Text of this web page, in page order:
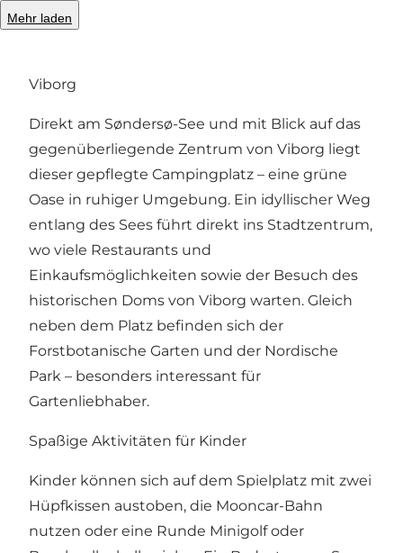
Mehr laden
Viborg
Direkt am Søndersø-See und mit Blick auf das
gegenüberliegende Zentrum von Viborg liegt
dieser gepflegte Campingplatz – eine grüne
Oase in ruhiger Umgebung. Ein idyllischer Weg
entlang des Sees führt direkt ins Stadtzentrum,
wo viele Restaurants und
Einkaufsmöglichkeiten sowie der Besuch des
historischen Doms von Viborg warten. Gleich
neben dem Platz befinden sich der
Forstbotanische Garten und der Nordische
Park – besonders interessant für
Gartenliebhaber.
Spaßige Aktivitäten für Kinder
Kinder können sich auf dem Spielplatz mit zwei
Hüpfkissen austoben, die Mooncar-Bahn
nutzen oder eine Runde Minigolf oder